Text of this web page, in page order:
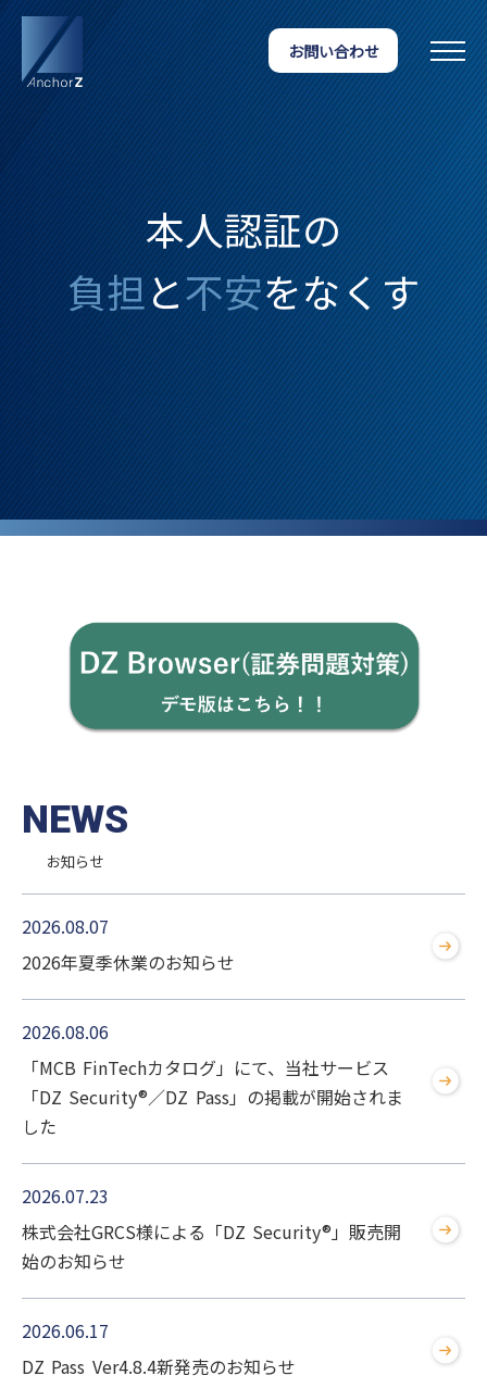
お問い合わせ
本人認証の
負担と不安をなくす
NEWS
お知らせ
2026.08.07
2026年夏季休業のお知らせ
2026.08.06
「MCB FinTechカタログ」にて、当社サービス
「DZ Security®／DZ Pass」の掲載が開始されま
した
2026.07.23
株式会社GRCS様による「DZ Security®」販売開
始のお知らせ
2026.06.17
DZ Pass Ver4.8.4新発売のお知らせ